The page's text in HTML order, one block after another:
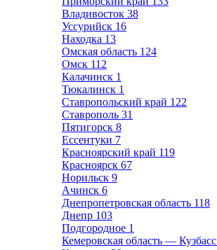
Владивосток 38
Уссурийск 16
Находка 13
Омская область 124
Омск 112
Калачинск 1
Тюкалинск 1
Ставропольский край 122
Ставрополь 31
Пятигорск 8
Ессентуки 7
Красноярский край 119
Красноярск 67
Норильск 9
Ачинск 6
Днепропетровская область 118
Днепр 103
Подгородное 1
Кемеровская область — Кузбасс